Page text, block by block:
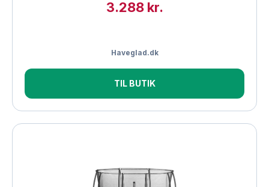
3.288 kr.
Haveglad.dk
TIL BUTIK